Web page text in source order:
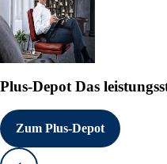
Plus-Depot Das
Zum Plus-Depot